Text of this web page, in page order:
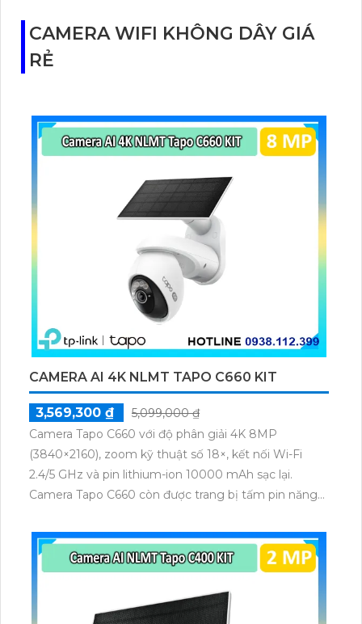
CAMERA WIFI KHÔNG DÂY GIÁ
RẺ
CAMERA AI 4K NLMT TAPO C660 KIT
3,569,300 ₫
5,099,000 ₫
Camera Tapo C660 với độ phân giải 4K 8MP
(3840×2160), zoom kỹ thuật số 18×, kết nối Wi-Fi
2.4/5 GHz và pin lithium-ion 10000 mAh sạc lại.
Camera Tapo C660 còn được trang bị tấm pin năng
thú cưng, phương tiện, lưu trữ thẻ microSD tối đa 512
GB.